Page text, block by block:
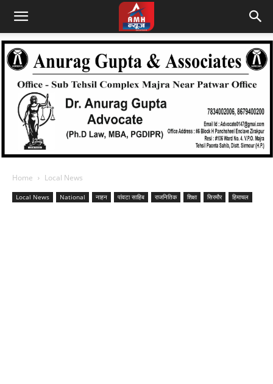
Home Local News
Local News National नाहन पांवटा साहिब राजनितिक शिक्षा सिरमौर हिमाचल